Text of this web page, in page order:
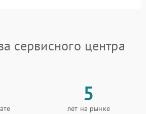
сервисного центра
5
лет на рынке